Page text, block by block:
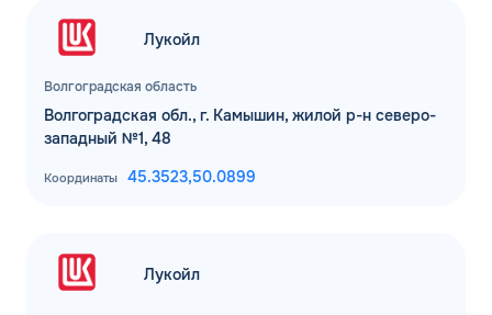
Волгоградская область
Лукойл
Волгоградская обл., г. Камышин, жилой р-н северо-
западный №1, 48
Координаты 45.3523,50.0899
Лукойл